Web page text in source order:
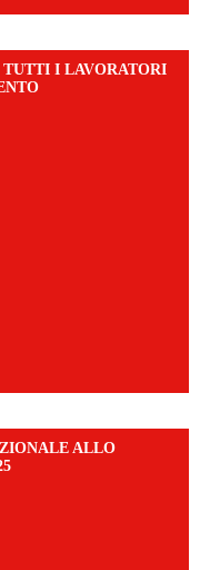
I LAVORATORI
ALLO